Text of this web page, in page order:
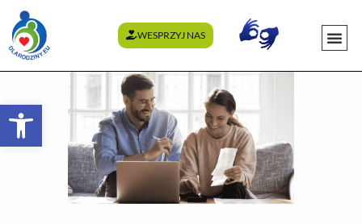
WESPRZYJ NAS
Otwórz pasek narzędzi